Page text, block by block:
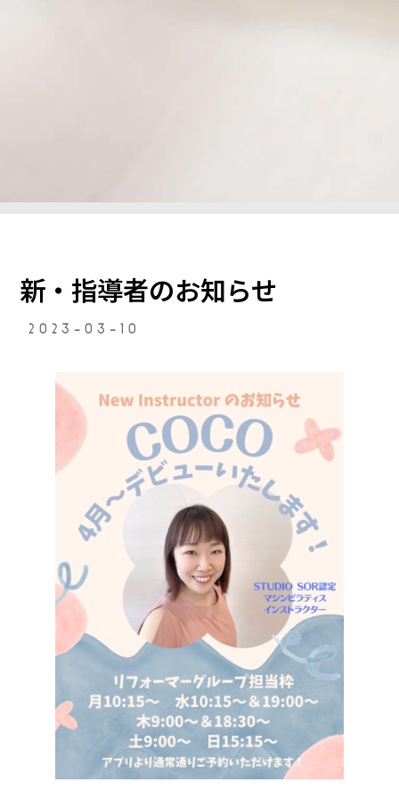
新・指導者のお知らせ
2023-03-10